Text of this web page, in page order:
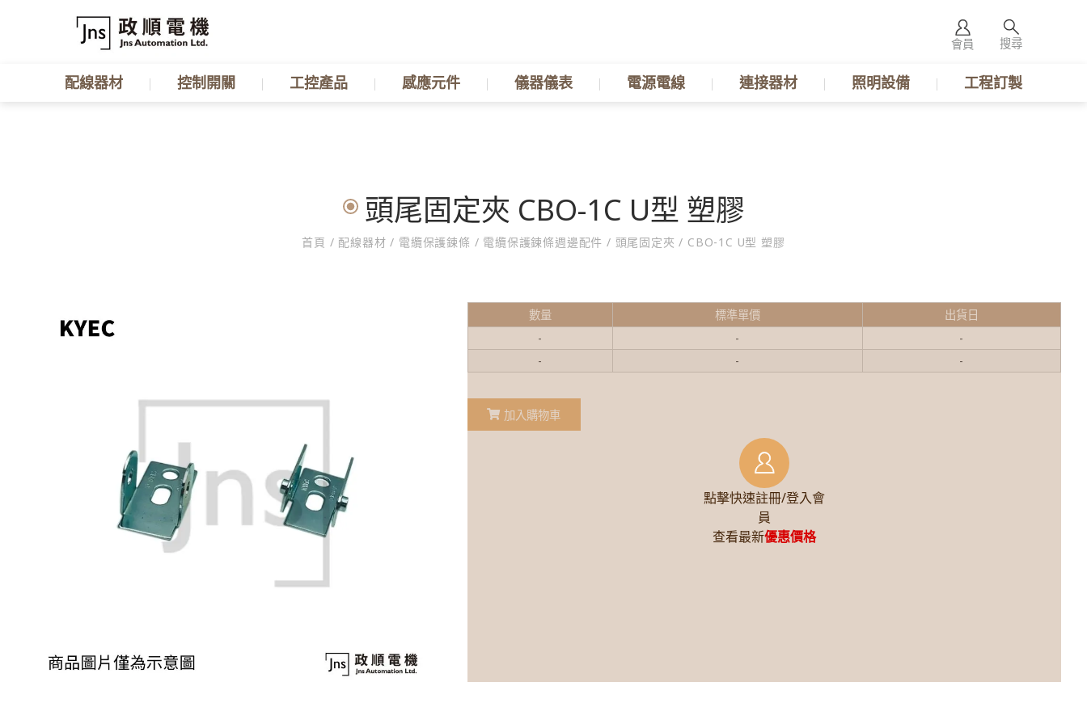
會員 搜尋
配線器材 控制開關 工控產品 感應元件 儀器儀表 電源電線 連接器材 照明設備 工程訂製
頭尾固定夾 CBO-1C U型 塑膠
首頁 / 配線器材/ 電纜保護鍊條 / 電纜保護鍊條週邊配件/ 頭尾固定夾/ CBO-1C U型 塑膠
點擊快速註冊/登入會
員
查看最新優惠價格
數量 標準單價
出貨日
-
-
-
-
- -
加入購物車